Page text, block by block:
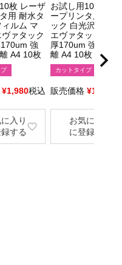
枚 レーザ
用 耐水タ
ルム マ
ァタック
強
A4 10枚
¥1,980税込
入り
する
お試し用10枚 レ
ープリンタ用 耐
ック 白光沢フィ
エヴァタックLBP
厚170um 強粘着
離 A4 10枚
カットタイプ
販売価格 ¥1,980
お気に入り
に登録する